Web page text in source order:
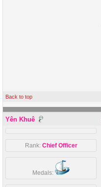
Back to top
Yên Khuê
Rank: Chief Officer
Medals: